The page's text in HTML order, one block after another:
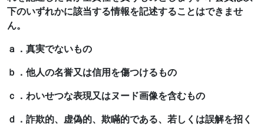
下のいずれかに該当する情報を記述することはできませ
ん。
ａ．真実でないもの
ｂ．他人の名誉又は信用を傷つけるもの
ｃ．わいせつな表現又はヌード画像を含むもの
ｄ．詐欺的、虚偽的、欺瞞的である、若しくは誤解を招く